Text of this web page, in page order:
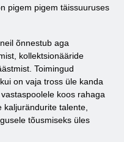
pigem pigem täissuuruses
õnnestub aga
kollektsionääride
Toimingud
on vaja tross üle kanda
koos rahaga
talente,
tõusmiseks üles